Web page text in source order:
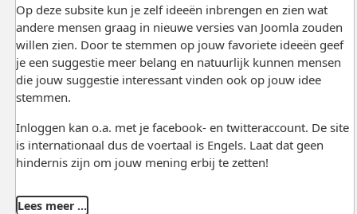
Op deze subsite kun je zelf ideeën inbrengen en zien wat
andere mensen graag in nieuwe versies van Joomla zouden
willen zien. Door te stemmen op jouw favoriete ideeën geef
je een suggestie meer belang en natuurlijk kunnen mensen
die jouw suggestie interessant vinden ook op jouw idee
stemmen.
Inloggen kan o.a. met je facebook- en twitteraccount. De site
is internationaal dus de voertaal is Engels. Laat dat geen
hindernis zijn om jouw mening erbij te zetten!
Lees meer …